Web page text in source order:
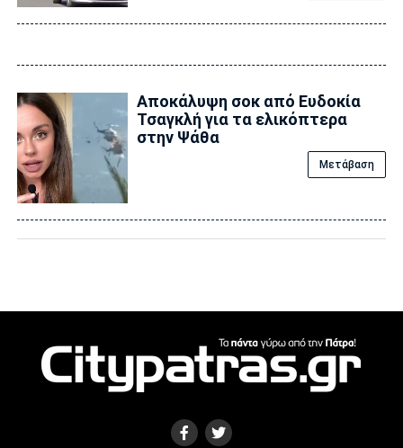
Αποκάλυψη σoκ από Ευδοκία
Τσαγκλή για τα ελικόπτερα
στην Ψάθα
Μετάβαση